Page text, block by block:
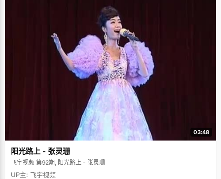
03:48
阳光路上 - 张灵珊
飞宇视频 第92期, 阳光路上 - 张灵珊
UP主: 飞宇视频